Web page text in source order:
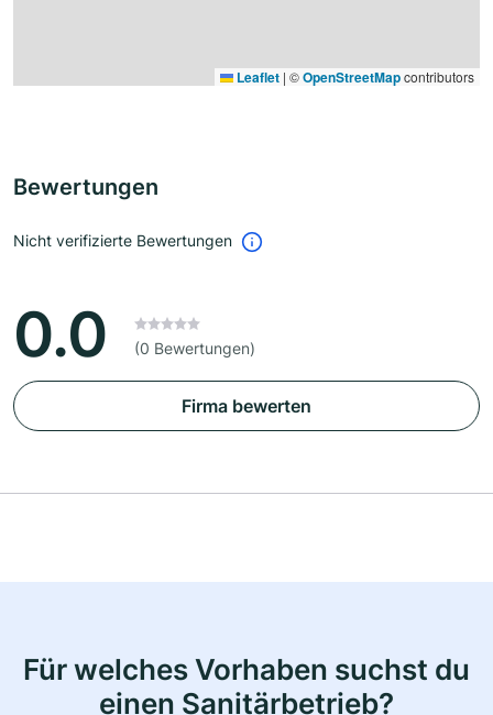
Leaflet | ©OpenStreetMapcontributors
Bewertungen
Nicht verifizierte Bewertungen
0.0 (0 Bewertungen)
Firma bewerten
Für welches Vorhaben suchst du
einen Sanitärbetrieb?